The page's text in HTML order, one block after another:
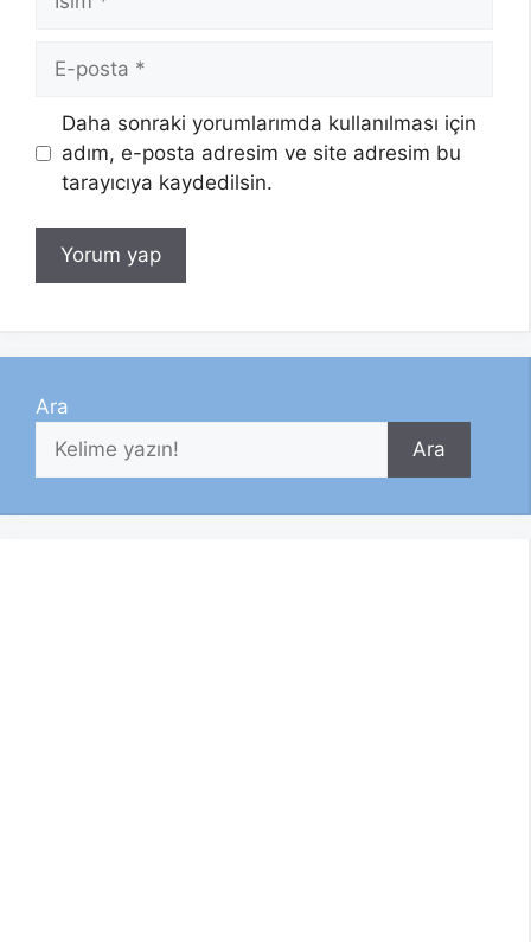
posta
Daha sonraki yorumlarımda kullanılması için
adım, e-posta adresim ve site adresim bu
tarayıcıya kaydedilsin.
Ara
Ara